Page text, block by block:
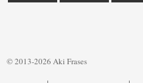
© 2013-2026 Aki Frases